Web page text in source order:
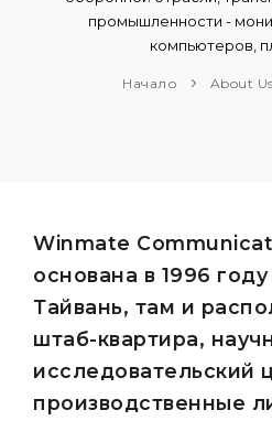
ПРЕСС-ЦЕНТР
промышленности -
компьютеров,
Начало About Us
Winmate
основана в 1996
Тайвань, там и
штаб-квартира,
исследовательский
производственные